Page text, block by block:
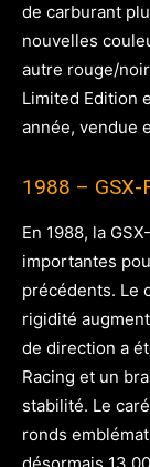
de carburant
nouvelles
autre rouge/
Limited Edition
année, vendue
1988 – GSX-
En 1988, la
importantes
précédents. Le
rigidité
de direction a
Racing et un
stabilité. Le
ronds